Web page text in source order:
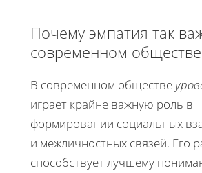
Почему эмпатия так
современном обществе
В современном обществе
играет крайне важную роль в
формировании социальных
и межличностных связей. Его
способствует лучшему